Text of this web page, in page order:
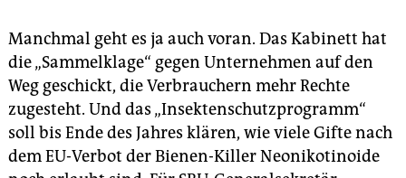
Manchmal geht es ja auch voran. Das Kabinett hat
die „Sammelklage“ gegen Unternehmen auf den
Weg geschickt, die Verbrauchern mehr Rechte
zugesteht. Und das „Insektenschutzprogramm“
soll bis Ende des Jahres klären, wie viele Gifte nach
dem EU-Verbot der Bienen-Killer Neonikotinoide